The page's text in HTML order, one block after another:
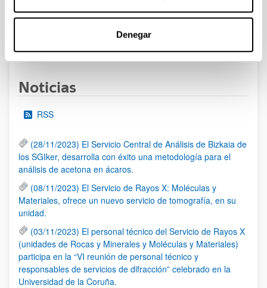
Denegar
Páginas intermedias Use
Noticias
RSS
(28/11/2023) El Servicio Central de Análisis de Bizkaia de
los SGIker, desarrolla con éxito una metodología para el
análisis de acetona en ácaros.
(08/11/2023) El Servicio de Rayos X: Moléculas y
Materiales, ofrece un nuevo servicio de tomografía, en su
unidad.
(03/11/2023) El personal técnico del Servicio de Rayos X
(unidades de Rocas y Minerales y Moléculas y Materiales)
participa en la “VI reunión de personal técnico y
responsables de servicios de difracción” celebrado en la
Universidad de la Coruña.